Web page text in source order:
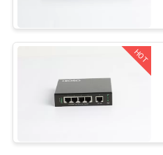
JAKOŚCI
SKONTAKTUJ
FTTH OLT
HOT